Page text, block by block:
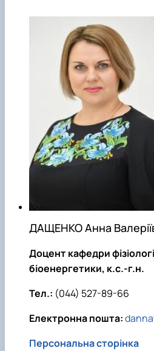
ДАЩЕНКО Анна
Доцент кафедри
біоенергетики, к.с.-г.н.
Тел.: (044) 527-89-66
Електронна пошта:
Персональна сторінка